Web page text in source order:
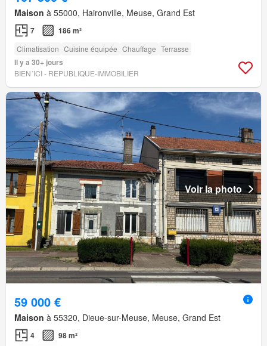
Maison à 55000, Haironville, Meuse, Grand Est
7 186 m²
Climatisation Cuisine équipée Chauffage Terrasse
Il y a 30+ jours
BIEN´ICI - REPUBLIQUE-IMMOBILIER
Voir la photo
59 000 €
Maison à 55320, Dieue-sur-Meuse, Meuse, Grand Est
4 98 m²